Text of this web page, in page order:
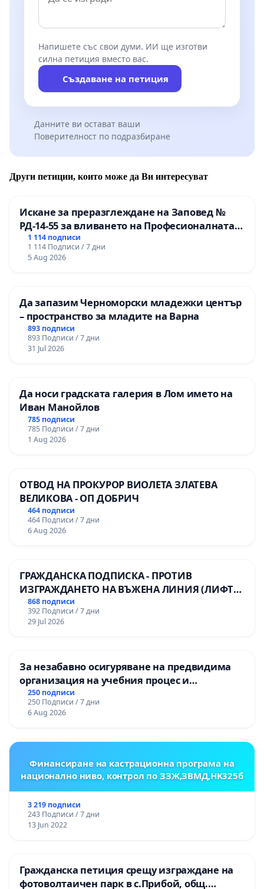
Напишете със свои думи. ИИ ще изготви
силна петиция вместо вас.
Създаване на петиция
Данните ви остават ваши
Поверителност по подразбиране
Други петиции, които може да Ви интересуват
Искане за преразглеждане на Заповед №
РД-14-55 за вливането на Професионалната
гимназия по промишлени технологии в
Професионалната гимназия по икономика и
мениджмънт – гр. Пазарджик
1 114 подписи
1 114 Подписи / 7 дни
5 Aug 2026
Да запазим Черноморски младежки център
– пространство за младите на Варна
893 подписи
893 Подписи / 7 дни
31 Jul 2026
Да носи градската галерия в Лом името на
Иван Манойлов
785 подписи
785 Подписи / 7 дни
1 Aug 2026
ОТВОД НА ПРОКУРОР ВИОЛЕТА ЗЛАТЕВА
ВЕЛИКОВА - ОП ДОБРИЧ
464 подписи
464 Подписи / 7 дни
6 Aug 2026
ГРАЖДАНСКА ПОДПИСКА - ПРОТИВ
ИЗГРАЖДАНЕТО НА ВЪЖЕНА ЛИНИЯ (ЛИФТ)
НА ТЕРИТОРИЯТА НА ПРИРОДНА
ЗАБЕЛЕЖИТЕЛНОСТ „ХЪЛМ НА
ОСВОБОДИТЕЛИТЕ“ (БУНАРДЖИК)
868 подписи
392 Подписи / 7 дни
29 Jul 2026
За незабавно осигуряване на предвидима
организация на учебния процес и
гарантиране на правото на равнопоставено
и качествено образование на учениците от
ОУ „Княз Александър I“ и Хуманитарна
250 подписи
250 Подписи / 7 дни
6 Aug 2026
Финансиране на кастрационна програма на
национално ниво, контрол по ЗЗЖ,ЗВМД,НК325б
3 219 подписи
243 Подписи / 7 дни
13 Jun 2022
Гражданска петиция срещу изграждане на
фотоволтаичен парк в с.Прибой, общ.